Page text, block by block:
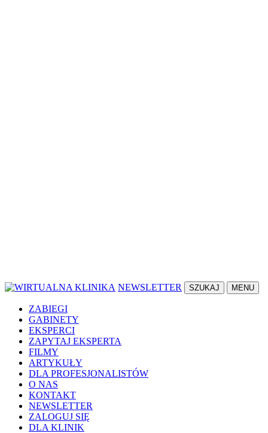
NEWSLETTER SZUKAJ MENU
ZABIEGI
GABINETY
EKSPERCI
ZAPYTAJ EKSPERTA
FILMY
ARTYKUŁY
DLA PROFESJONALISTÓW
O NAS
KONTAKT
NEWSLETTER
ZALOGUJ SIĘ
DLA KLINIK